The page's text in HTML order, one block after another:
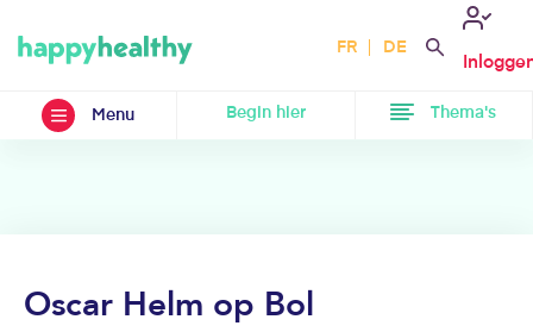
FR DE
Menu Begin hier Thema's
Oscar Helm op Bol